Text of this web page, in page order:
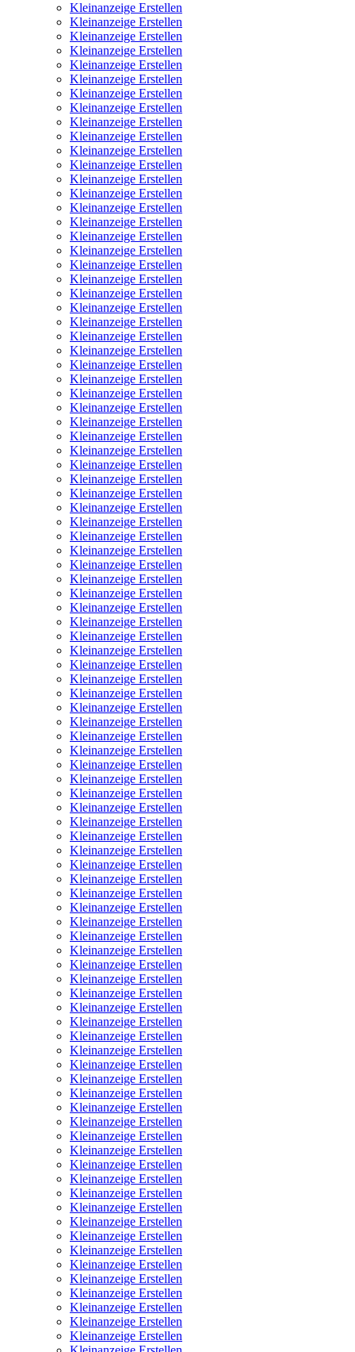
Kleinanzeige Erstellen
Kleinanzeige Erstellen
Kleinanzeige Erstellen
Kleinanzeige Erstellen
Kleinanzeige Erstellen
Kleinanzeige Erstellen
Kleinanzeige Erstellen
Kleinanzeige Erstellen
Kleinanzeige Erstellen
Kleinanzeige Erstellen
Kleinanzeige Erstellen
Kleinanzeige Erstellen
Kleinanzeige Erstellen
Kleinanzeige Erstellen
Kleinanzeige Erstellen
Kleinanzeige Erstellen
Kleinanzeige Erstellen
Kleinanzeige Erstellen
Kleinanzeige Erstellen
Kleinanzeige Erstellen
Kleinanzeige Erstellen
Kleinanzeige Erstellen
Kleinanzeige Erstellen
Kleinanzeige Erstellen
Kleinanzeige Erstellen
Kleinanzeige Erstellen
Kleinanzeige Erstellen
Kleinanzeige Erstellen
Kleinanzeige Erstellen
Kleinanzeige Erstellen
Kleinanzeige Erstellen
Kleinanzeige Erstellen
Kleinanzeige Erstellen
Kleinanzeige Erstellen
Kleinanzeige Erstellen
Kleinanzeige Erstellen
Kleinanzeige Erstellen
Kleinanzeige Erstellen
Kleinanzeige Erstellen
Kleinanzeige Erstellen
Kleinanzeige Erstellen
Kleinanzeige Erstellen
Kleinanzeige Erstellen
Kleinanzeige Erstellen
Kleinanzeige Erstellen
Kleinanzeige Erstellen
Kleinanzeige Erstellen
Kleinanzeige Erstellen
Kleinanzeige Erstellen
Kleinanzeige Erstellen
Kleinanzeige Erstellen
Kleinanzeige Erstellen
Kleinanzeige Erstellen
Kleinanzeige Erstellen
Kleinanzeige Erstellen
Kleinanzeige Erstellen
Kleinanzeige Erstellen
Kleinanzeige Erstellen
Kleinanzeige Erstellen
Kleinanzeige Erstellen
Kleinanzeige Erstellen
Kleinanzeige Erstellen
Kleinanzeige Erstellen
Kleinanzeige Erstellen
Kleinanzeige Erstellen
Kleinanzeige Erstellen
Kleinanzeige Erstellen
Kleinanzeige Erstellen
Kleinanzeige Erstellen
Kleinanzeige Erstellen
Kleinanzeige Erstellen
Kleinanzeige Erstellen
Kleinanzeige Erstellen
Kleinanzeige Erstellen
Kleinanzeige Erstellen
Kleinanzeige Erstellen
Kleinanzeige Erstellen
Kleinanzeige Erstellen
Kleinanzeige Erstellen
Kleinanzeige Erstellen
Kleinanzeige Erstellen
Kleinanzeige Erstellen
Kleinanzeige Erstellen
Kleinanzeige Erstellen
Kleinanzeige Erstellen
Kleinanzeige Erstellen
Kleinanzeige Erstellen
Kleinanzeige Erstellen
Kleinanzeige Erstellen
Kleinanzeige Erstellen
Kleinanzeige Erstellen
Kleinanzeige Erstellen
Kleinanzeige Erstellen
Kleinanzeige Erstellen